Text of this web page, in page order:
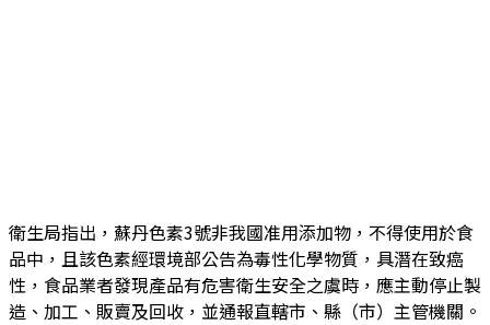
衛生局指出，蘇丹色素3號非我國准用添加物，不得使用於食
品中，且該色素經環境部公告為毒性化學物質，具潛在致癌
性，食品業者發現產品有危害衛生安全之虞時，應主動停止製
造、加工、販賣及回收，並通報直轄市、縣（市）主管機關。